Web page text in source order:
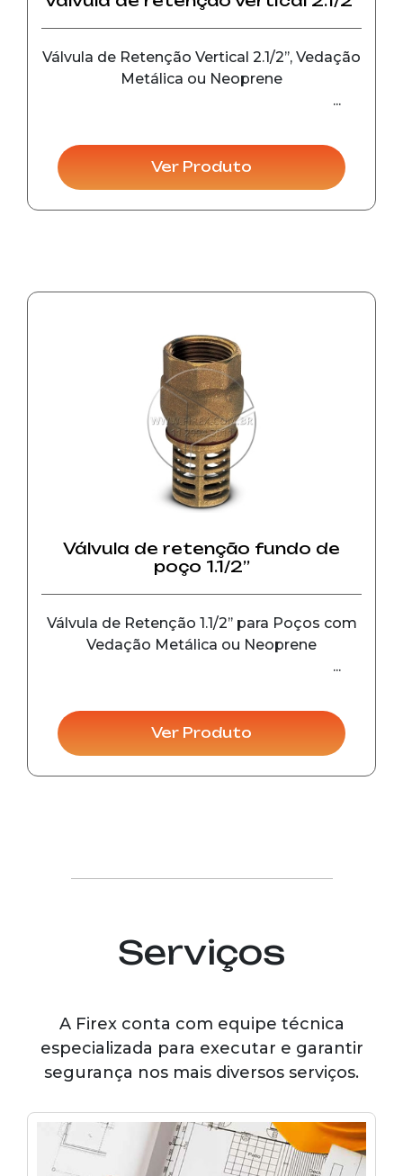
Válvula de Retenção Vertical 2.1/2’’, Vedação
Metálica ou Neoprene
Ver Produto
Válvula de retenção fundo de
poço 1.1/2’’
Válvula de Retenção 1.1/2’’ para Poços com
Vedação Metálica ou Neoprene
Ver Produto
Serviços
A Firex conta com equipe técnica
especializada para executar e garantir
segurança nos mais diversos serviços.